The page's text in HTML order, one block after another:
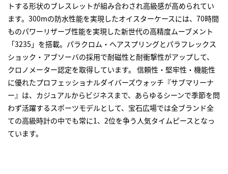
トする形状のブレスレットが組み合わされ高級感が高められてい
ます。300mの防水性能を実現したオイスターケースには、70時間
ものパワーリザーブ性能を実現した新世代の高精度ムーブメント
「3235」を搭載。パラクロム・ヘアスプリングとパラフレックス
ショック・アブソーバの採用で耐磁性と耐衝撃性がアップして、
クロノメーター認定を取得しています。 信頼性・堅牢性・機能性
に優れたプロフェッショナルダイバーズウォッチ『サブマリーナ
ー』は、カジュアルからビジネスまで、あらゆるシーンで季節を問
わず活躍するスポーツモデルとして、宝石広場では全ブランド全
ての高級時計の中でも常に1、2位を争う人気タイムピースとなっ
ています。